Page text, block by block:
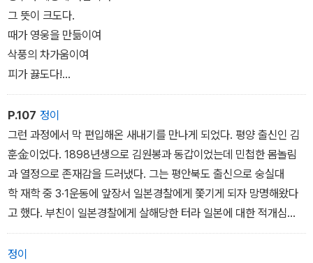
그 뜻이 크도다.
때가 영웅을 만듦이여
삭풍의 차가움이여
피가 끓도다!
내 몸을 조국의 제단에!
P.107 정이
그런 과정에서 막 편입해온 새내기를 만나게 되었다. 평양 출신인 김
훈金이었다. 1898년생으로 김원봉과 동갑이었는데 민첩한 몸놀림
과 열정으로 존재감을 드러냈다. 그는 평안북도 출신으로 숭실대
학 재학 중 3·1운동에 앞장서 일본경찰에게 쫓기게 되자 망명해왔다
고 했다. 부친이 일본경찰에게 살해당한 터라 일본에 대한 적개심
이 크다고 했다.
김원봉도 존재감이 큰 터라 두 사람은 서로 호감을 갖고 만났다. 김원
정이